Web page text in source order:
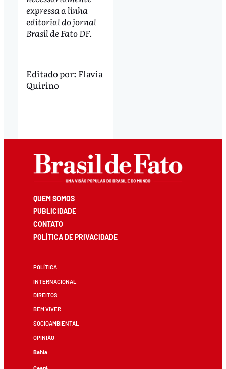
expressa a linha
editorial do jornal
Brasil de Fato DF.
Editado por: Flavia
Quirino
QUEM SOMOS
PUBLICIDADE
CONTATO
POLÍTICA DE PRIVACIDADE
POLÍTICA
INTERNACIONAL
DIREITOS
BEM VIVER
SOCIOAMBIENTAL
OPINIÃO
Bahia